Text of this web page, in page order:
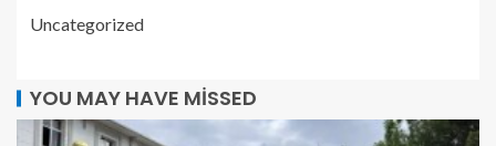
Uncategorized
YOU MAY HAVE MISSED